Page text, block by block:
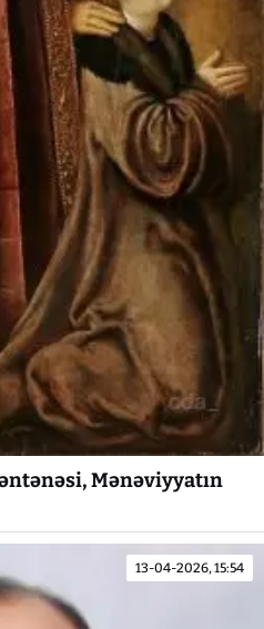
Mənəviyyatın
13-04-2026, 15:54